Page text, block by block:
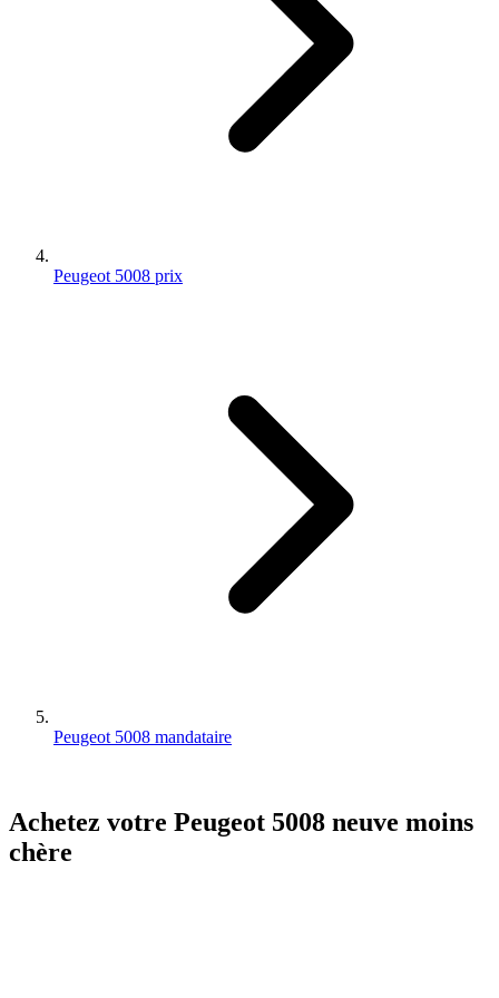
Peugeot 5008 prix
Peugeot 5008 mandataire
Achetez votre Peugeot 5008 neuve moins
chère